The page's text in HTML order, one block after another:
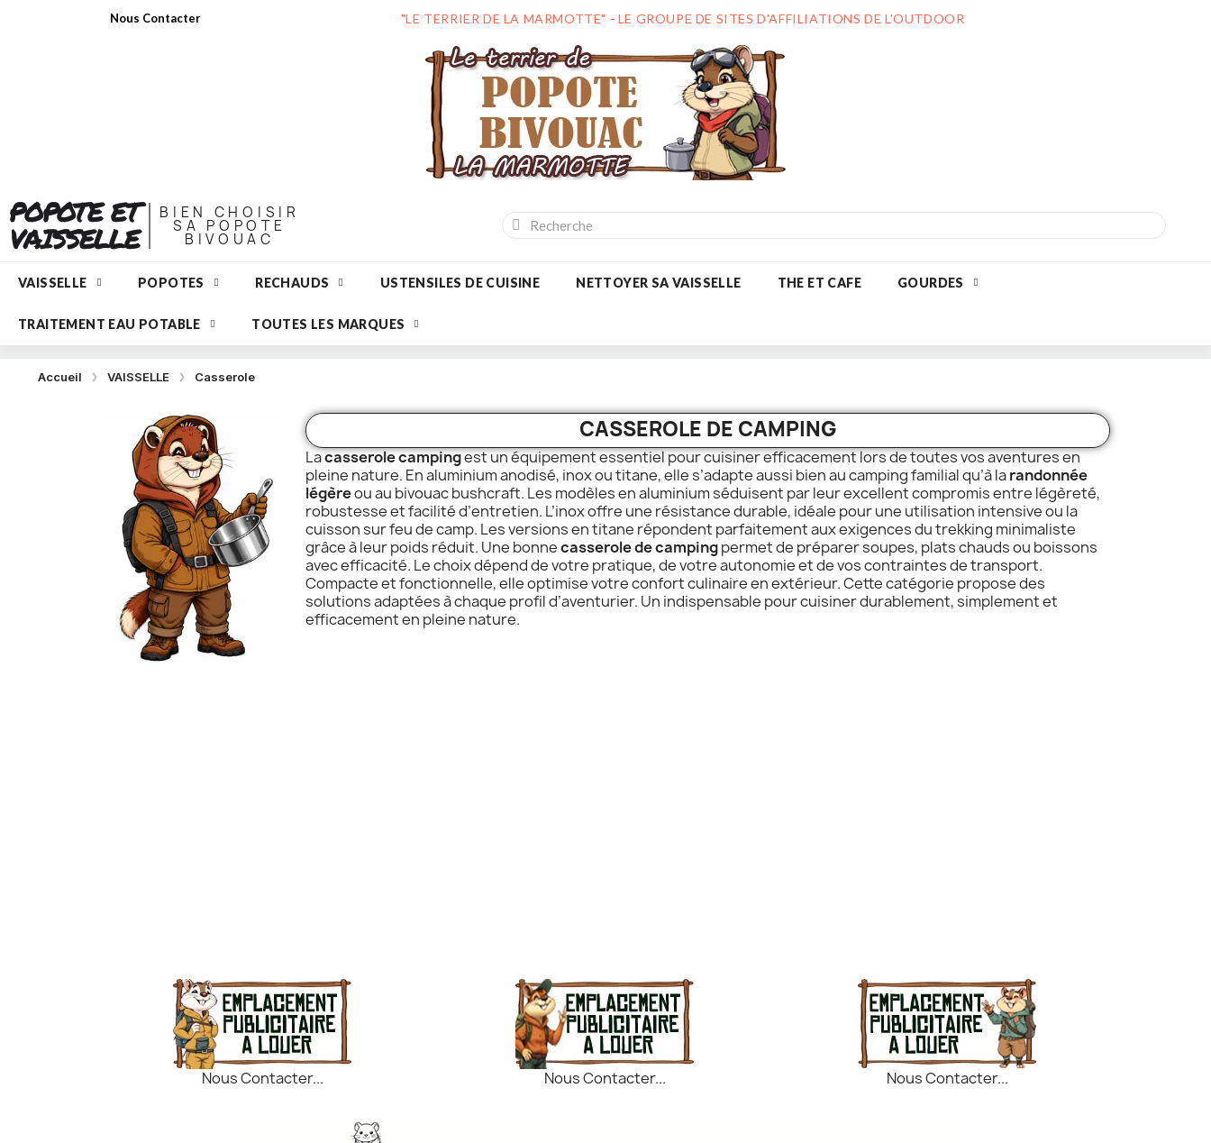
Nous Contacter "LE TERRIER DE LA MARMOTTE" - LE GROUPE DE SITES D'AFFILIATIONS DE L'OUTDOOR
POPOTE ET
VAISSELLE
BIEN CHOISIR
SA POPOTE
BIVOUAC
VAISSELLE POPOTES RECHAUDS USTENSILES DE CUISINE NETTOYER SA VAISSELLE THE ET CAFE GOURDES
TRAITEMENT EAU POTABLE TOUTES LES MARQUES
Accueil VAISSELLE Casserole
CASSEROLE DE CAMPING
Lacasserole campingest un équipement essentiel pour cuisiner efficacement lors de toutes vos aventures en
pleine nature. En aluminium anodisé, inox ou titane, elle s’adapte aussi bien au camping familial qu’à larandonnée
légèreou au bivouac bushcraft. Les modèles en aluminium séduisent par leur excellent compromis entre légèreté,
robustesse et facilité d’entretien. L’inox offre une résistance durable, idéale pour une utilisation intensive ou la
cuisson sur feu de camp. Les versions en titane répondent parfaitement aux exigences du trekking minimaliste
grâce à leur poids réduit. Une bonnecasserole de campingpermet de préparer soupes, plats chauds ou boissons
avec efficacité. Le choix dépend de votre pratique, de votre autonomie et de vos contraintes de transport.
Compacte et fonctionnelle, elle optimise votre confort culinaire en extérieur. Cette catégorie propose des
solutions adaptées à chaque profil d’aventurier. Un indispensable pour cuisiner durablement, simplement et
efficacement en pleine nature.
Nous Contacter... Nous Contacter... Nous Contacter...